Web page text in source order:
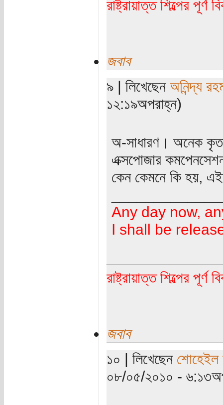
রাষ্ট্রায়াত্ত শিল্পের পূর্ণ
জবাব
৯ | লিখেছেন অনিন্দ্য
১২:১৯অপরাহ্ন)
অ-সাধারণ। অনেক
এক্সপোজার
কেন কেমনে কি হয়,
Any day now,
I shall be
রাষ্ট্রায়াত্ত শিল্পের পূর্ণ
জবাব
১০ | লিখেছেন শোহেইল
০৮/০৫/২০১০ -